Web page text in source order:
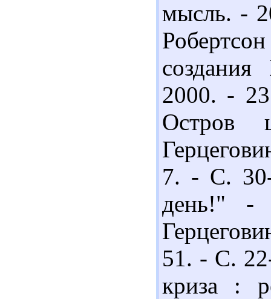
мысль. -
2000. -
Остров
7. - С.
день!" -
51. - С.
криза :